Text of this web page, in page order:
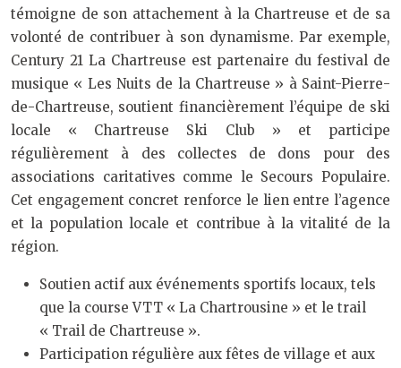
témoigne de son attachement à la Chartreuse et de sa
volonté de contribuer à son dynamisme. Par exemple,
Century 21 La Chartreuse est partenaire du festival de
musique « Les Nuits de la Chartreuse » à Saint-Pierre-
de-Chartreuse, soutient financièrement l’équipe de ski
locale « Chartreuse Ski Club » et participe
régulièrement à des collectes de dons pour des
associations caritatives comme le Secours Populaire.
Cet engagement concret renforce le lien entre l’agence
et la population locale et contribue à la vitalité de la
région.
Soutien actif aux événements sportifs locaux, tels
que la course VTT « La Chartrousine » et le trail
« Trail de Chartreuse ».
Participation régulière aux fêtes de village et aux